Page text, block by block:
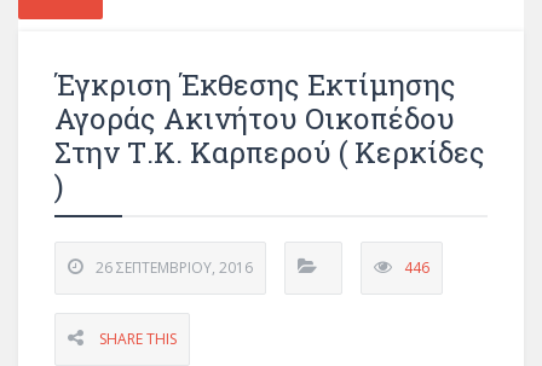
Έγκριση Έκθεσης Εκτίμησης
Αγοράς Ακινήτου Οικοπέδου
Στην Τ.Κ. Καρπερού ( Κερκίδες
)
26 ΣΕΠΤΕΜΒΡΊΟΥ, 2016 446
SHARE THIS